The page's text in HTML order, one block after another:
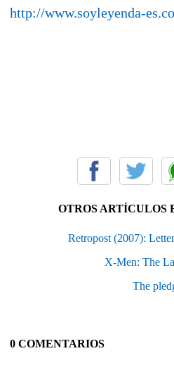
http://www.soyleyenda-
OTROS ARTÍCULOS
Retropost (2007):
X-Men: The
The
0 COMENTARIOS